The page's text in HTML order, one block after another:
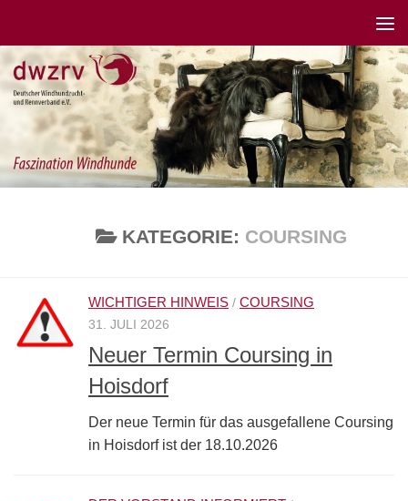
KATEGORIE: COURSING
WICHTIGER HINWEIS / COURSING
31. JULI 2026
Neuer Termin Coursing in
Hoisdorf
Der neue Termin für das ausgefallene Coursing
in Hoisdorf ist der 18.10.2026